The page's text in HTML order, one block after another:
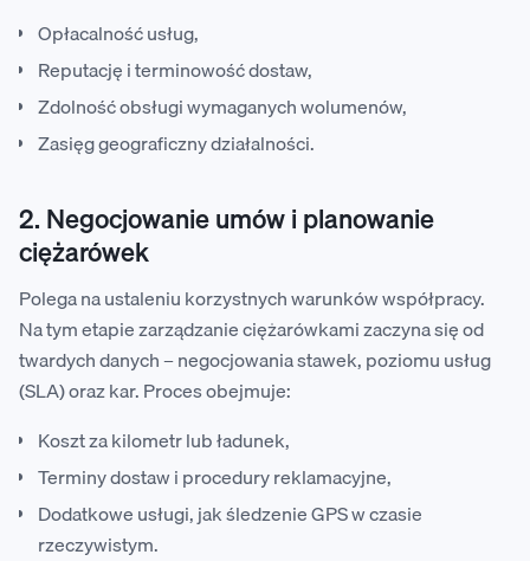
Opłacalność usług,
Reputację i terminowość dostaw,
Zdolność obsługi wymaganych wolumenów,
Zasięg geograficzny działalności.
2. Negocjowanie umów i planowanie
ciężarówek
Polega na ustaleniu korzystnych warunków współpracy.
Na tym etapie zarządzanie ciężarówkami zaczyna się od
twardych danych – negocjowania stawek, poziomu usług
(SLA) oraz kar. Proces obejmuje:
Koszt za kilometr lub ładunek,
Terminy dostaw i procedury reklamacyjne,
Dodatkowe usługi, jak śledzenie GPS w czasie
rzeczywistym.